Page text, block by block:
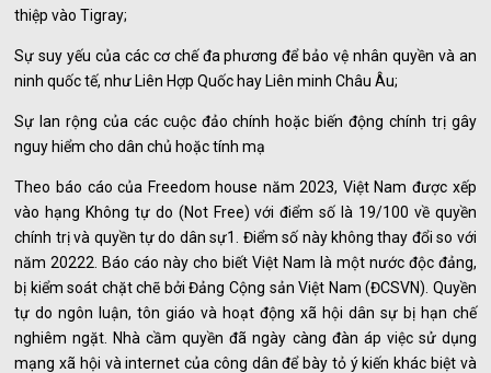
thiệp vào Tigray;
Sự suy yếu của các cơ chế đa phương để bảo vệ nhân quyền và an
ninh quốc tế, như Liên Hợp Quốc hay Liên minh Châu Âu;
Sự lan rộng của các cuộc đảo chính hoặc biến động chính trị gây
nguy hiểm cho dân chủ hoặc tính mạ
Theo báo cáo của Freedom house năm 2023, Việt Nam được xếp
vào hạng Không tự do (Not Free) với điểm số là 19/100 về quyền
chính trị và quyền tự do dân sự1. Điểm số này không thay đổi so với
năm 20222. Báo cáo này cho biết Việt Nam là một nước độc đảng,
bị kiểm soát chặt chẽ bởi Đảng Cộng sản Việt Nam (ĐCSVN). Quyền
tự do ngôn luận, tôn giáo và hoạt động xã hội dân sự bị hạn chế
nghiêm ngặt. Nhà cầm quyền đã ngày càng đàn áp việc sử dụng
mạng xã hội và internet của công dân để bày tỏ ý kiến khác biệt và